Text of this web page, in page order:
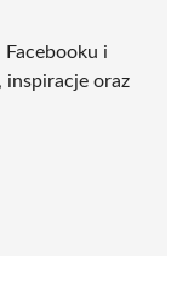
Facebooku i
inspiracje oraz